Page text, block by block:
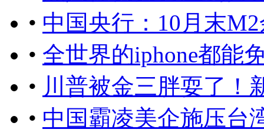
• 中国央行：10月末
• 全世界的iphone都能
• 川普被金三胖耍了！
• 中国霸凌美企施压台